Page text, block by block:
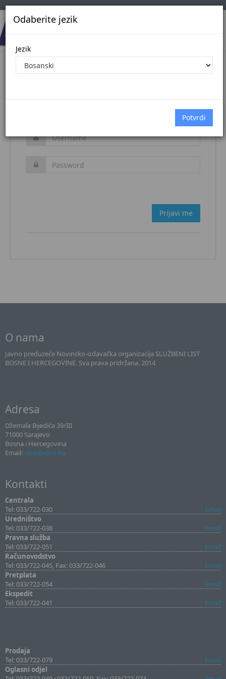
Odaberite jezik
Jezik
Login
Prijavi me
O nama
Javno preduzeće Novinsko-izdavačka organizacija SLUŽBENI LIST
BOSNE I HERCEGOVINE. Sva prava pridržana. 2014
Adresa
Džemala Bijedića 39/III
71000 Sarajevo
Bosna i Hercegovina
Email: sllist@sllist.ba
Kontakti
Centrala
Tel: 033/722-030
Email
Uredništvo
Tel: 033/722-038
Email
Pravna služba
Tel: 033/722-051
Email
Računovodstvo
Tel: 033/722-045, Fax: 033/722-046
Email
Pretplata
Tel: 033/722-054
Email
Ekspedit
Tel: 033/722-041
Email
Prodaja
Tel: 033/722-079
Email
Oglasni odjel